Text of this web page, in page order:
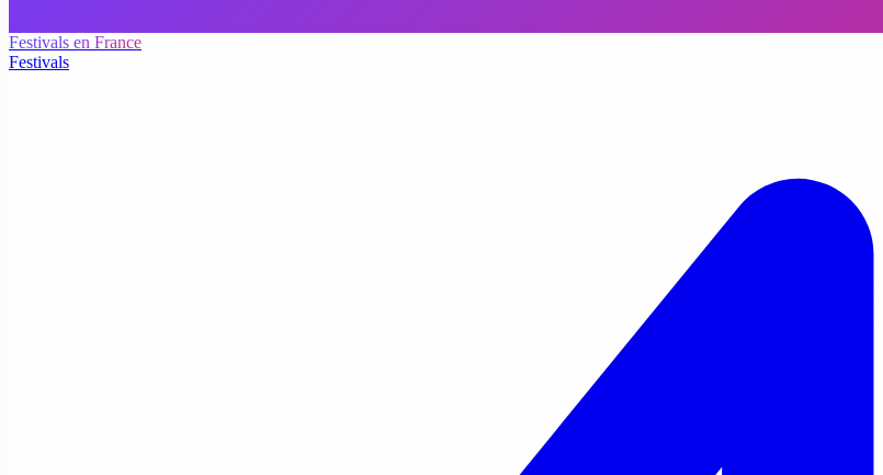
Festivals en France
Festivals